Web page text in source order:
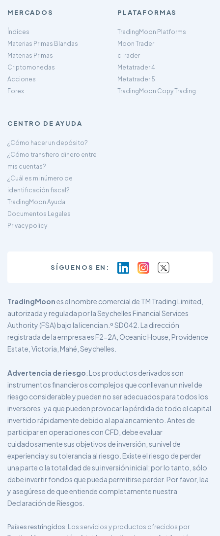
MERCADOS
Índices
Materias Primas Blandas
Materias Primas
Criptomonedas
Acciones
Forex
PLATAFORMAS
TradingMoon Platforms
Moon Trader
cTrader
Metatrader 4
Metatrader 5
TradingMoon Copy Trading
CENTRO DE AYUDA
¿Cómo hacer un depósito?
¿Cómo transfiero dinero entre
mis cuentas?
¿Cuál es mi número de
identificación fiscal?
TradingMoon Ayuda
Documentos Legales
Privacy policy
SÍGUENOS EN:
TradingMoones el nombre comercial de TM Trading Limited,
autorizada y regulada por la Seychelles Financial Services
Authority (FSA) bajo la licencia n.º SD042. La dirección
registrada de la empresa es F2-2A, Oceanic House, Providence
Estate, Victoria, Mahé, Seychelles.
Advertencia de riesgo: Los productos derivados son
instrumentos financieros complejos que conllevan un nivel de
riesgo considerable y pueden no ser adecuados para todos los
inversores, ya que pueden provocar la pérdida de todo el capital
invertido rápidamente debido al apalancamiento. Antes de
participar en operaciones con CFD, debe evaluar
cuidadosamente sus objetivos de inversión, su nivel de
experiencia y su tolerancia al riesgo. Existe el riesgo de perder
una parte o la totalidad de su inversión inicial; por lo tanto, sólo
debe invertir fondos que pueda permitirse perder. Por favor, lea
y asegúrese de que entiende completamente nuestra
Declaración de Riesgos.
Países restringidos: Los servicios y productos ofrecidos por